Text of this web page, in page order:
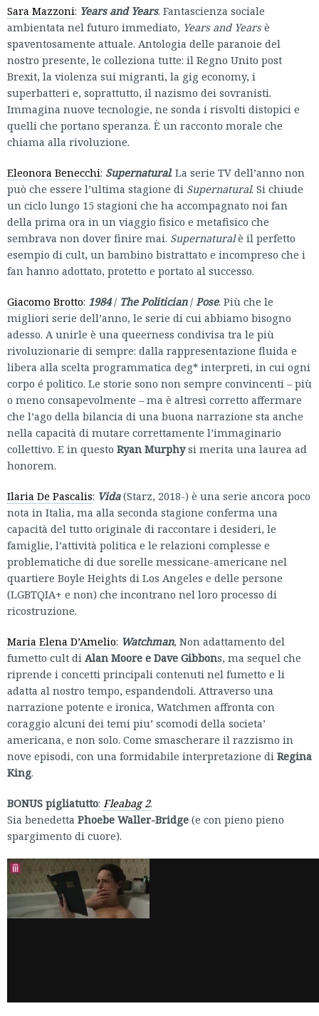
Sara Mazzoni: Years and Years. Fantascienza sociale
ambientata nel futuro immediato, Years and Yearsè
spaventosamente attuale. Antologia delle paranoie del
nostro presente, le colleziona tutte: il Regno Unito post
Brexit, la violenza sui migranti, la gig economy, i
superbatteri e, soprattutto, il nazismo dei sovranisti.
Immagina nuove tecnologie, ne sonda i risvolti distopici e
quelli che portano speranza. È un racconto morale che
chiama alla rivoluzione.
Eleonora Benecchi: Supernatural. La serie TV dell’anno non
può che essere l’ultima stagione di Supernatural. Si chiude
un ciclo lungo 15 stagioni che ha accompagnato noi fan
della prima ora in un viaggio fisico e metafisico che
sembrava non dover finire mai. Supernaturalè il perfetto
esempio di cult, un bambino bistrattato e incompreso che i
fan hanno adottato, protetto e portato al successo.
Giacomo Brotto: 1984/ The Politician/ Pose. Più che le
migliori serie dell’anno, le serie di cui abbiamo bisogno
adesso. A unirle è una queerness condivisa tra le più
rivoluzionarie di sempre: dalla rappresentazione fluida e
libera alla scelta programmatica deg* interpreti, in cui ogni
corpo é politico. Le storie sono non sempre convincenti – più
o meno consapevolmente – ma è altresì corretto affermare
che l’ago della bilancia di una buona narrazione sta anche
nella capacità di mutare correttamente l’immaginario
collettivo. E in questo Ryan Murphysi merita una laurea ad
honorem.
Ilaria De Pascalis: Vida(Starz, 2018-) è una serie ancora poco
nota in Italia, ma alla seconda stagione conferma una
capacità del tutto originale di raccontare i desideri, le
famiglie, l’attività politica e le relazioni complesse e
problematiche di due sorelle messicane-americane nel
quartiere Boyle Heights di Los Angeles e delle persone
(LGBTQIA+ e non) che incontrano nel loro processo di
ricostruzione.
Maria Elena D’Amelio: Watchman, Non adattamento del
fumetto cult di Alan Moore e Dave Gibbons, ma sequel che
riprende i concetti principali contenuti nel fumetto e li
adatta al nostro tempo, espandendoli. Attraverso una
narrazione potente e ironica, Watchmen affronta con
coraggio alcuni dei temi piu’ scomodi della societa’
americana, e non solo. Come smascherare il razzismo in
nove episodi, con una formidabile interpretazione di Regina
King.
BONUS pigliatutto: Fleabag 2.
Sia benedetta Phoebe Waller-Bridge (e con pieno pieno
spargimento di cuore).